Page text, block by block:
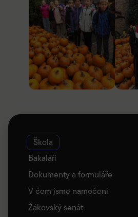
Škola
Bakaláři
Dokumenty a formuláře
V čem jsme namočeni
Žákovský senát